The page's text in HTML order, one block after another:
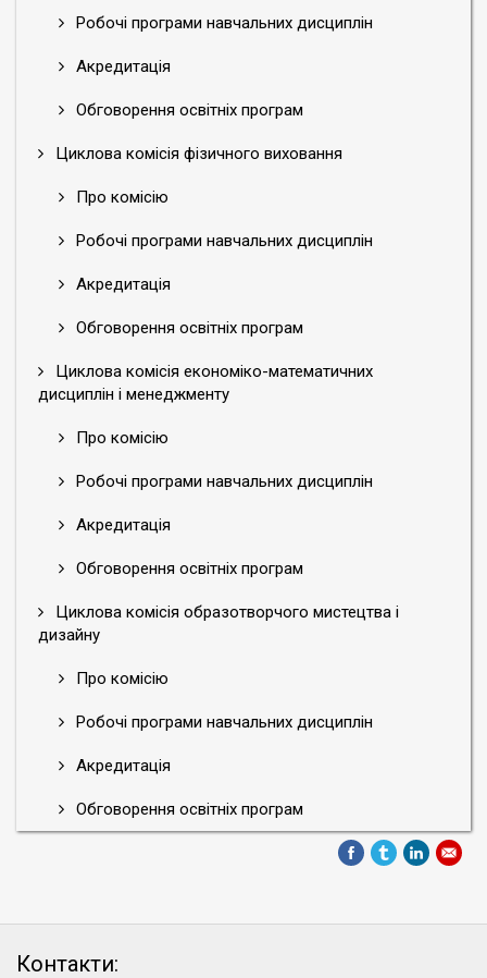
Робочі програми навчальних дисциплін
Акредитація
Обговорення освітніх програм
Циклова комісія фізичного виховання
Про комісію
Робочі програми навчальних дисциплін
Акредитація
Обговорення освітніх програм
Циклова комісія економіко-математичних
дисциплін і менеджменту
Про комісію
Робочі програми навчальних дисциплін
Акредитація
Обговорення освітніх програм
Циклова комісія образотворчого мистецтва і
дизайну
Про комісію
Робочі програми навчальних дисциплін
Акредитація
Обговорення освітніх програм
Контакти: